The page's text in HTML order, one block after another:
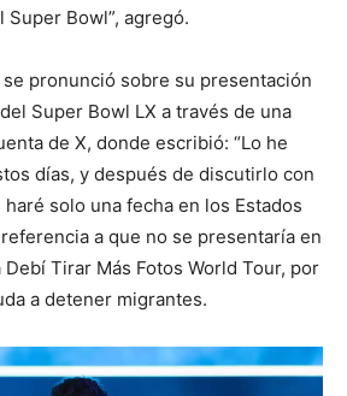
Bowl”, agregó.
pronunció sobre su presentación
Super Bowl LX a través de una
de X, donde escribió: “Lo he
días, y después de discutirlo con
solo una fecha en los Estados
a que no se presentaría en
Tirar Más Fotos World Tour, por
a detener migrantes.